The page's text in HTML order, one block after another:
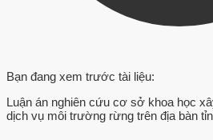
Bạn đang xem trước tài liệu:
Luận án nghiên cứu cơ sở khoa học
dịch vụ môi trường rừng trên địa bàn